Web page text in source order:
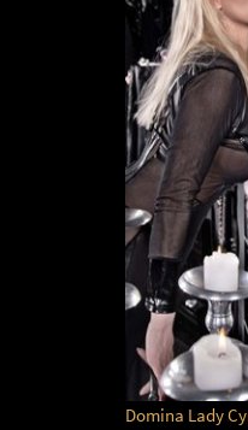
Domina Lady